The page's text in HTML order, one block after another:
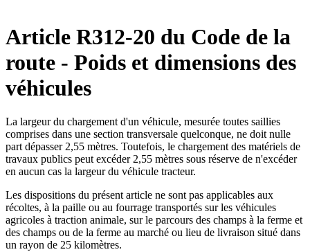
Article R312-20 du Code de la
route - Poids et dimensions des
véhicules
La largeur du chargement d'un véhicule, mesurée toutes saillies
comprises dans une section transversale quelconque, ne doit nulle
part dépasser 2,55 mètres. Toutefois, le chargement des matériels de
travaux publics peut excéder 2,55 mètres sous réserve de n'excéder
en aucun cas la largeur du véhicule tracteur.
Les dispositions du présent article ne sont pas applicables aux
récoltes, à la paille ou au fourrage transportés sur les véhicules
agricoles à traction animale, sur le parcours des champs à la ferme et
des champs ou de la ferme au marché ou lieu de livraison situé dans
un rayon de 25 kilomètres.